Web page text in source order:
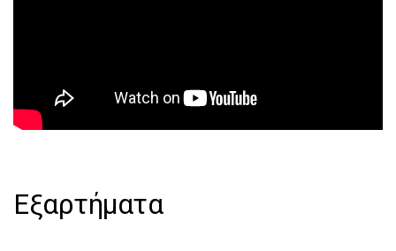
Εξαρτήματα